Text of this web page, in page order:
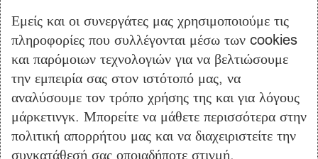
Καρέκλα Fiore KD-Cappuccino
Κουζίνα & Τραπεζαρία, Καρέκλες, Τραπεζαρίας
€ 12.49
Προσθήκη Στο Καλάθι
Εμείς και οι συνεργάτες μας χρησιμοποιούμε τις
πληροφορίες που συλλέγονται μέσω των cookies
και παρόμοιων τεχνολογιών για να βελτιώσουμε
την εμπειρία σας στον ιστότοπό μας, να
αναλύσουμε τον τρόπο χρήσης της και για λόγους
μάρκετινγκ. Μπορείτε να μάθετε περισσότερα στην
πολιτική απορρήτου μας και να διαχειριστείτε την
συγκατάθεσή σας οποιαδήποτε στιγμή.